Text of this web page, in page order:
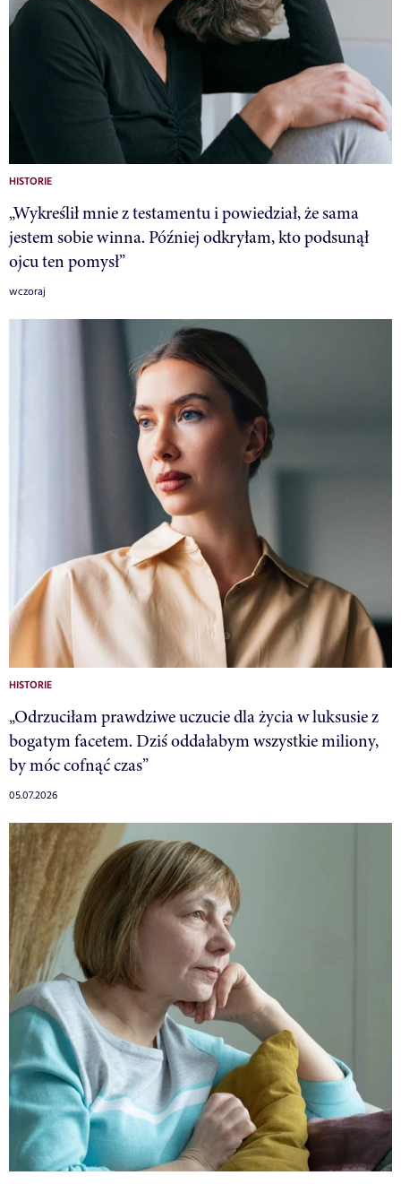
HISTORIE
„Wykreślił mnie z testamentu i powiedział, że sama
jestem sobie winna. Później odkryłam, kto podsunął
ojcu ten pomysł”
wczoraj
HISTORIE
„Odrzuciłam prawdziwe uczucie dla życia w luksusie z
bogatym facetem. Dziś oddałabym wszystkie miliony,
by móc cofnąć czas”
05.07.2026